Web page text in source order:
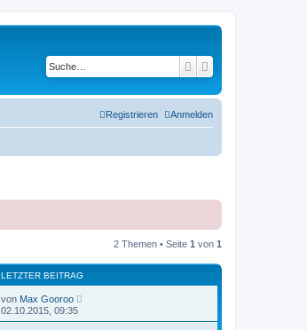
Suche
Anmelden
Registrieren
2 Themen • Seite 1 von 1
LETZTER BEITRAG
von Max Gooroo
02.10.2015, 09:35